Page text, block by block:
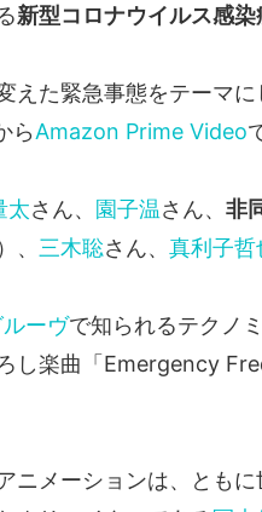
新型コロナウイルス感染
えた緊急事態をテーマ
らAmazon Prime Video
太さん、 園子温さん、 非
、 三木聡さん、 真利子哲
ーヴで知られるテクノ
し楽曲「Emergency
ニメーションは、とも